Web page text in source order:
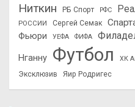
Ниткин
РБ Спорт РФС
РОССИИ
Сергей Семак
Фьюри
УЕФА ФИФА
Нганну Футбол ХК
Эксклюзив Яир Родригес